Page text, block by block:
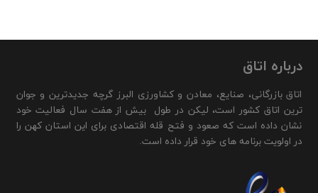
درباره اتاق
اتاق بازرگانی، صنایع، معادن و کشاورزی البرز گرچه جدیدترین و جوان
ترین اتاق کشور است، لیکن در طول بیش از هفت سال فعالیت خود
نشان داده است که صعود و فتح قله اقتصادی برای این استان کهن را
در اولویت برنامه های خود قرار داده است.